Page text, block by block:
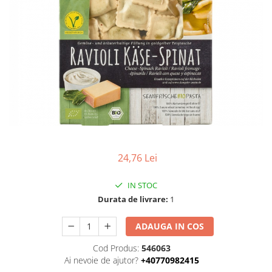
Faina bio si gris
Mixuri bio si blaturi
Ciocolata, cacao si cafea
Cafea bio din cereale
Ciocolata bio
Sare si mixuri de sare
Dulceata si creme bio
24,76 Lei
IN STOC
Durata de livrare: 1
ADAUGA IN COS
Cod Produs: 546063
Ai nevoie de ajutor? +40770982415